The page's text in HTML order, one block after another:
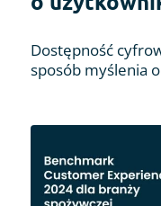
Dostępność
sposób myślenia